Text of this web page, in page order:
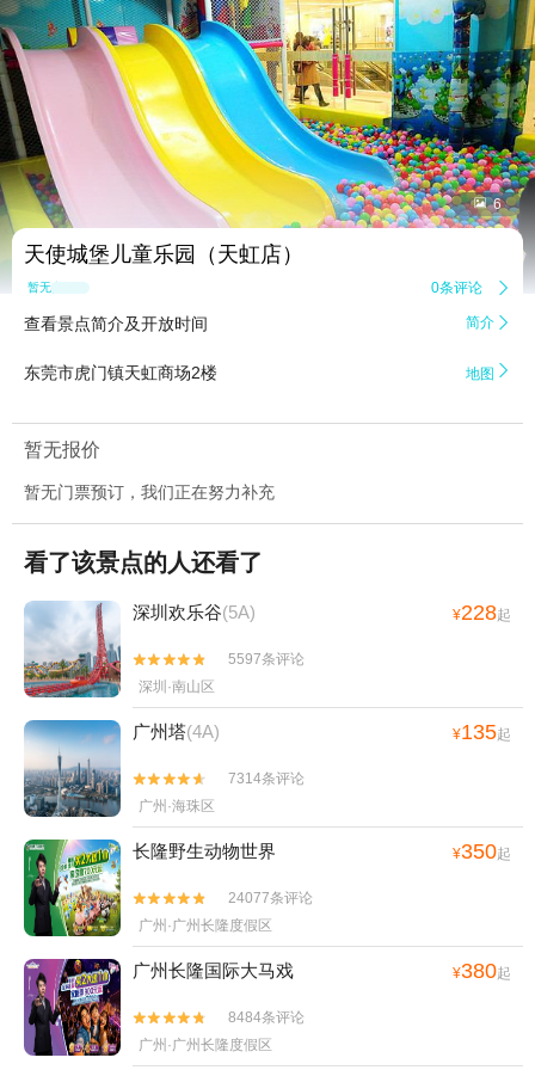
 6
天使城堡儿童乐园（天虹店）
暂无点评 0条评论 
查看景点简介及开放时间 简介 
东莞市虎门镇天虹商场2楼 地图 
暂无报价
暂无门票预订，我们正在努力补充
看了该景点的人还看了
深圳欢乐谷(5A) ¥228起


5597条评论
深圳·南山区
广州塔(4A) ¥135起


7314条评论
广州·海珠区
长隆野生动物世界 ¥350起


24077条评论
广州·广州长隆度假区
广州长隆国际大马戏 ¥380起


8484条评论
广州·广州长隆度假区
